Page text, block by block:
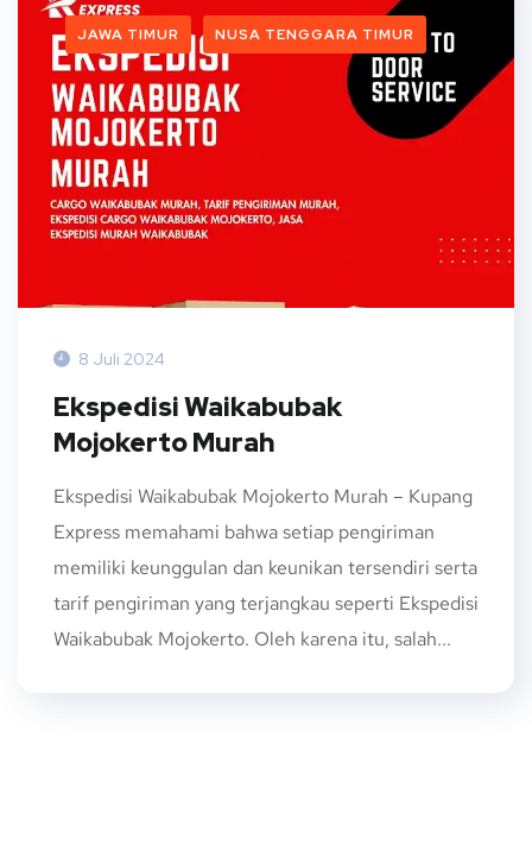
JAWA TIMUR NUSA TENGGARA TIMUR
8 Juli 2024
Ekspedisi Waikabubak
Mojokerto Murah
Ekspedisi Waikabubak Mojokerto Murah – Kupang
Express memahami bahwa setiap pengiriman
memiliki keunggulan dan keunikan tersendiri serta
tarif pengiriman yang terjangkau seperti Ekspedisi
Waikabubak Mojokerto. Oleh karena itu, salah...